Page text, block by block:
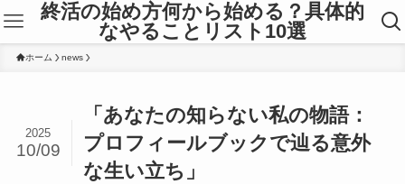
終活の始め方何から始める？具体的
なやることリスト10選
ホーム news
「あなたの知らない私の物語：
プロフィールブックで辿る意外
な生い立ち」
2025
10/09